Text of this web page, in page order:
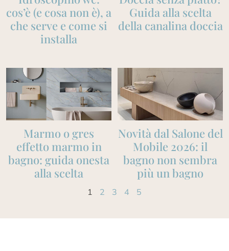
cos’è (e cosa non è), a
che serve e come si
installa
Guida alla scelta
della canalina doccia
Marmo o gres
effetto marmo in
bagno: guida onesta
alla scelta
Novità dal Salone del
Mobile 2026: il
bagno non sembra
più un bagno
1 2 3 4 5